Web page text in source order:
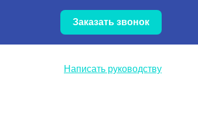
Обновление цен — уточняйте
цены по телефону
Заказать звонок
Написать руководству